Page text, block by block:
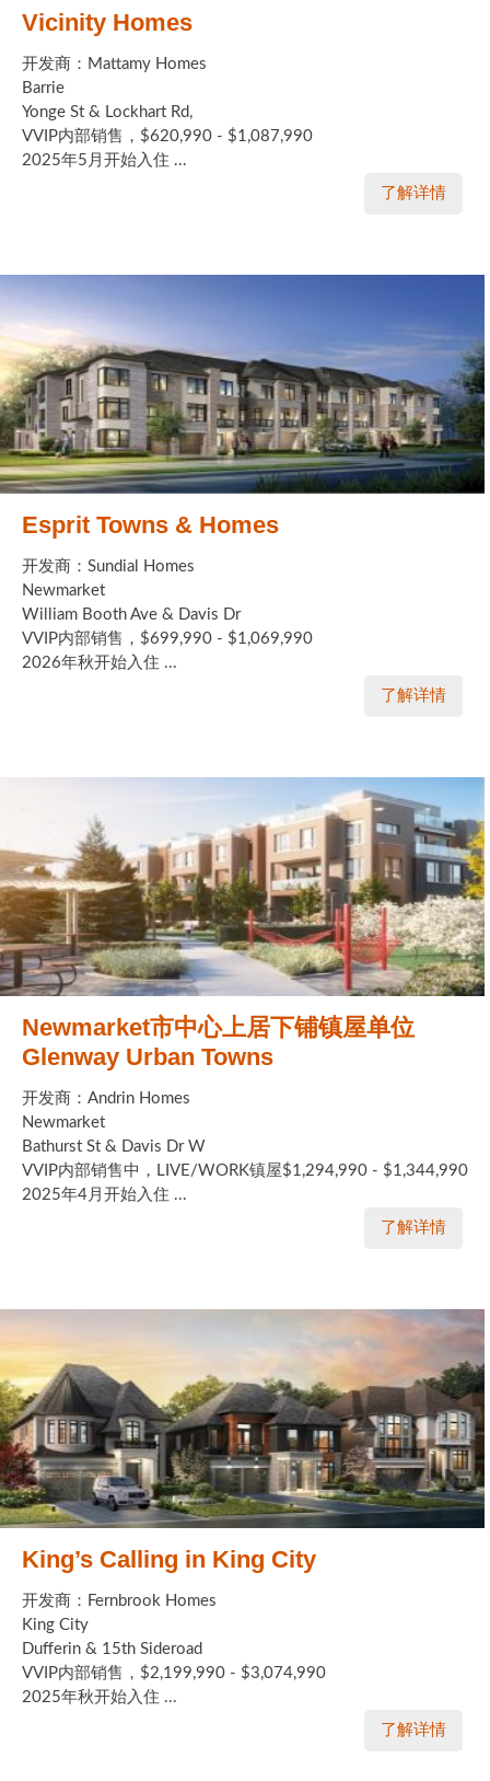
Vicinity Homes
开发商：Mattamy Homes
Barrie
Yonge St & Lockhart Rd,
VVIP内部销售，$620,990 - $1,087,990
2025年5月开始入住 ...
了解详情
Esprit Towns & Homes
开发商：Sundial Homes
Newmarket
William Booth Ave & Davis Dr
VVIP内部销售，$699,990 - $1,069,990
2026年秋开始入住 ...
了解详情
Newmarket市中心上居下铺镇屋单位
Glenway Urban Towns
开发商：Andrin Homes
Newmarket
Bathurst St & Davis Dr W
VVIP内部销售中，LIVE/WORK镇屋$1,294,990 - $1,344,990
2025年4月开始入住 ...
了解详情
King’s Calling in King City
开发商：Fernbrook Homes
King City
Dufferin & 15th Sideroad
VVIP内部销售，$2,199,990 - $3,074,990
2025年秋开始入住 ...
了解详情